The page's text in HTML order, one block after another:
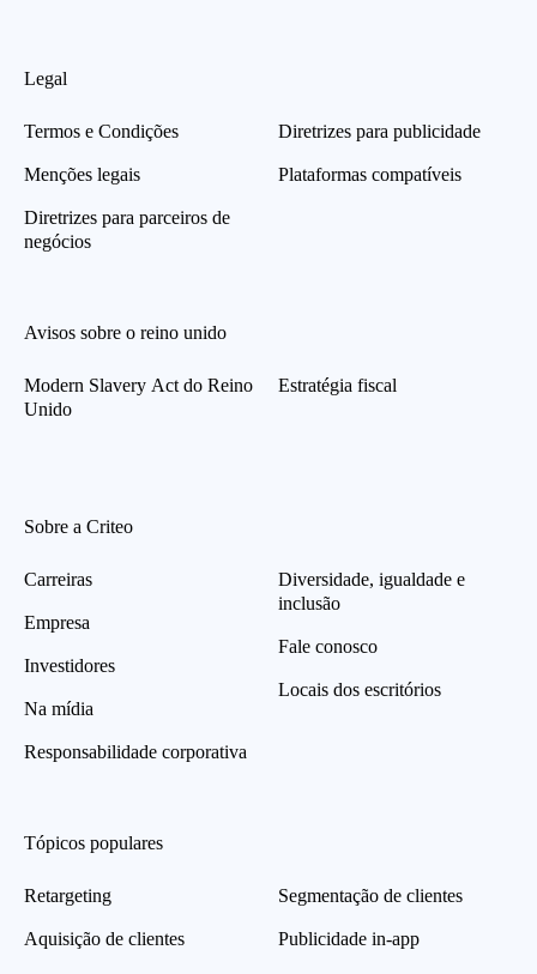
Legal
Termos e Condições
Menções legais
Diretrizes para parceiros de
negócios
Diretrizes para publicidade
Plataformas compatíveis
Avisos sobre o reino unido
Modern Slavery Act do Reino
Unido
Estratégia fiscal
Sobre a Criteo
Carreiras
Empresa
Investidores
Na mídia
Responsabilidade corporativa
Diversidade, igualdade e
inclusão
Fale conosco
Locais dos escritórios
Tópicos populares
Retargeting
Aquisição de clientes
Segmentação de clientes
Publicidade in-app